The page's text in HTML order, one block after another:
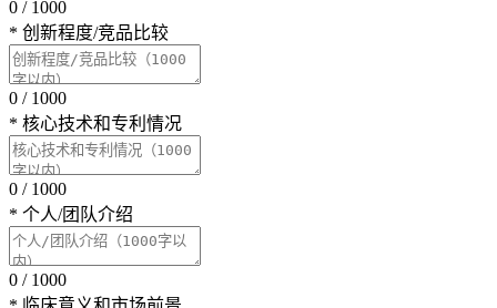
0 / 1000
* 创新程度/竞品比较
0 / 1000
* 核心技术和专利情况
0 / 1000
* 个人/团队介绍
0 / 1000